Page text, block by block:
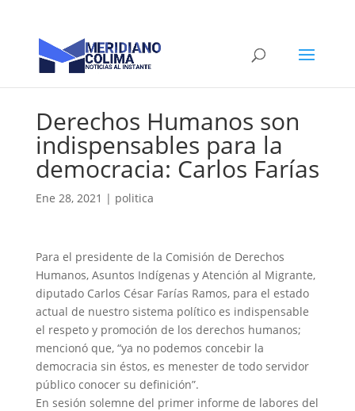
Derechos Humanos son
indispensables para la
democracia: Carlos Farías
Ene 28, 2021 | politica
Para el presidente de la Comisión de Derechos
Humanos, Asuntos Indígenas y Atención al Migrante,
diputado Carlos César Farías Ramos, para el estado
actual de nuestro sistema político es indispensable
el respeto y promoción de los derechos humanos;
mencionó que, “ya no podemos concebir la
democracia sin éstos, es menester de todo servidor
público conocer su definición”.
En sesión solemne del primer informe de labores del